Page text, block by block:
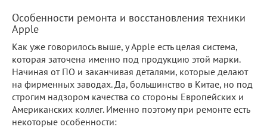
Особенности ремонта и восстановления техники
Apple
Как уже говорилось выше, у Apple есть целая система,
которая заточена именно под продукцию этой марки.
Начиная от ПО и заканчивая деталями, которые делают
на фирменных заводах. Да, большинство в Китае, но под
строгим надзором качества со стороны Европейских и
Американских коллег. Именно поэтому при ремонте есть
некоторые особенности: